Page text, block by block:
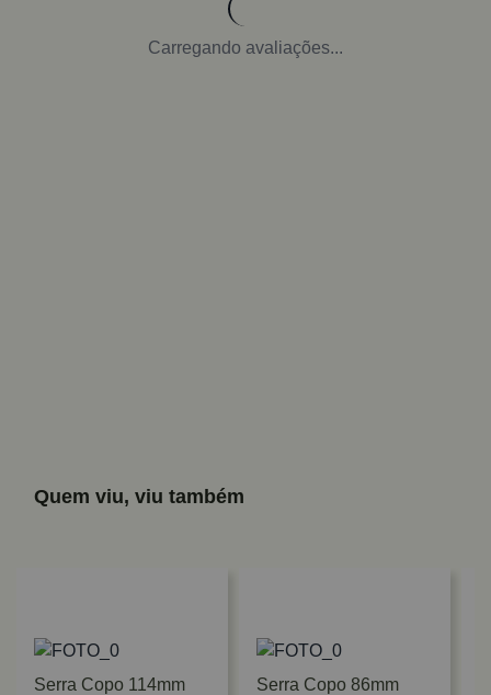
Carregando avaliações...
Quem viu, viu também
Serra Copo 114mm
Serra Copo 86mm